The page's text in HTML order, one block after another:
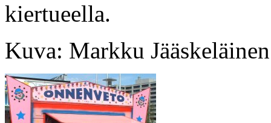
kiertueella.
Kuva: Markku Jääskeläinen